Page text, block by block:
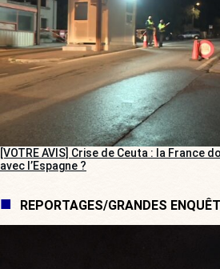
[VOTRE AVIS] Crise de Ceuta : la
avec l’Espagne ?
REPORTAGES/GRANDES